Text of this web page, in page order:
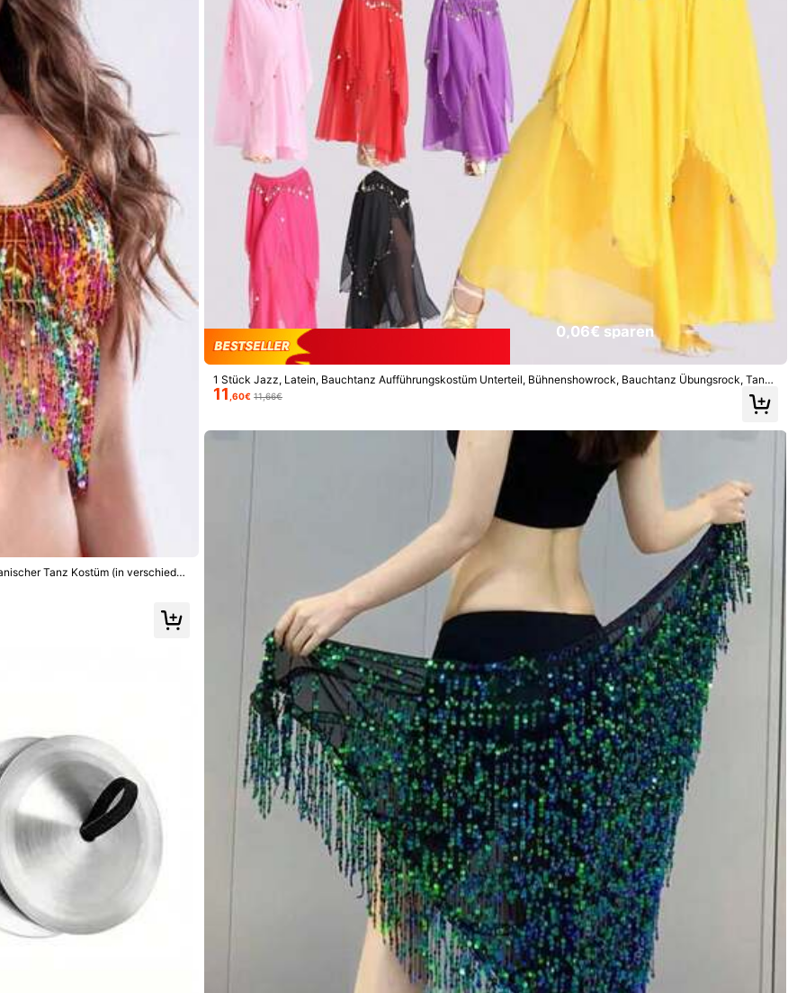
Polyester
Vor 1 Jahr gegründet 45K+ Kürzlich verkauft
Alle Artikel
Tanz Kostüm (in verschieden
0,06€ sparen
1 Stück Jazz, Latein, Bauchtanz Aufführungskostüm Unterteil, Bühnenshowrock, Bauchtanz Übungsrock, Tanzk
leid, Tanzaccessoire
11 ,60€ 11,66€